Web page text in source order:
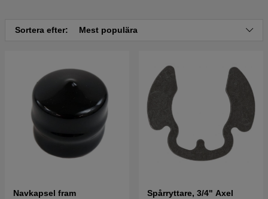
Tryck här för sprängskiss och reservdelslista till
Husqvarna CT151 2002-01 (HECTH135A)
Sortera efter: Mest populära
Navkapsel fram Spårryttare, 3/4" Axel